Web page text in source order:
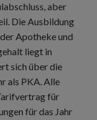
aber
Die Ausbildung
Apotheke und
liegt in
sich über die
als PKA. Alle
für
für das Jahr